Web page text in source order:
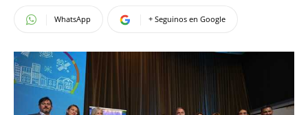
WhatsApp + Seguinos en Google